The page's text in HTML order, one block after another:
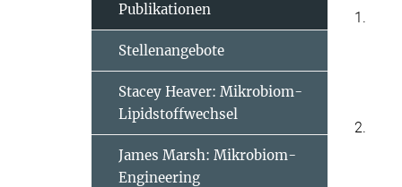
1.
2.
Publikationen
Stellenangebote
Stacey Heaver: Mikrobiom-
Lipidstoffwechsel
James Marsh: Mikrobiom-
Engineering